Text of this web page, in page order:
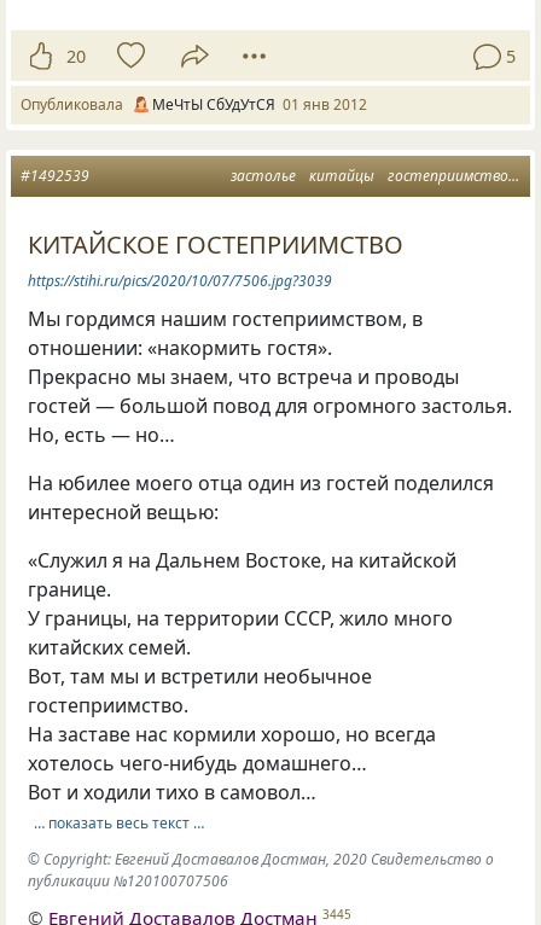
20 5
Опубликовала МеЧтЫ СбУдУтСЯ 01 янв 2012
застолье китайцы гостеприимство
#1492539
КИТАЙСКОЕ ГОСТЕПРИИМСТВО
https://stihi.ru/pics/2020/10/07/7506.jpg?3039
Мы гордимся нашим гостеприимством, в
отношении: «накормить гостя».
Прекрасно мы знаем, что встреча и проводы
гостей — большой повод для огромного застолья.
Но, есть — но…
На юбилее моего отца один из гостей поделился
интересной вещью:
«Служил я на Дальнем Востоке, на китайской
границе.
У границы, на территории СССР, жило много
китайских семей.
Вот, там мы и встретили необычное
гостеприимство.
На заставе нас кормили хорошо, но всегда
хотелось чего-нибудь домашнего…
Вот и ходили тихо в самовол…
… показать весь текст …
© Copyright: Евгений Доставалов Достман, 2020 Свидетельство о
публикации №120100707506
© Евгений Доставалов Достман 3445